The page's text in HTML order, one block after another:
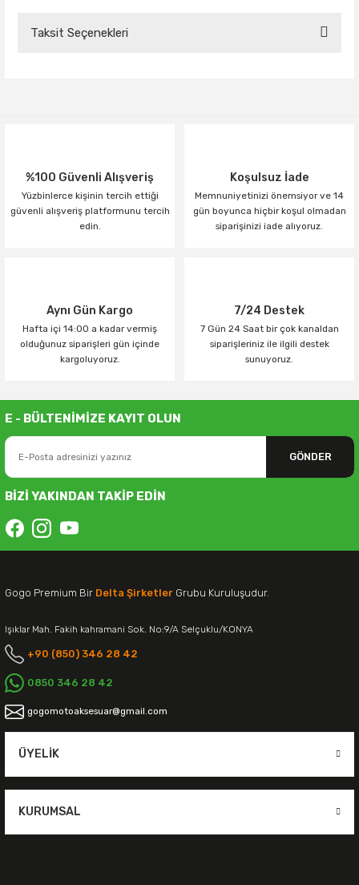
Taksit Seçenekleri
%100 Güvenli Alışveriş
Yüzbinlerce kişinin tercih ettiği
güvenli alışveriş platformunu tercih
edin.
Koşulsuz İade
Memnuniyetinizi önemsiyor ve 14
gün boyunca hiçbir koşul olmadan
siparişinizi iade alıyoruz.
Aynı Gün Kargo
Hafta içi 14:00 a kadar vermiş
olduğunuz siparişleri gün içinde
kargoluyoruz.
7/24 Destek
7 Gün 24 Saat bir çok kanaldan
siparişleriniz ile ilgili destek
sunuyoruz.
E - BÜLTENİMİZE KAYIT OLUN
GÖNDER
BİZİ YAKINDAN TAKİP EDİN
Gogo Premium Bir Delta Şirketler Grubu Kuruluşudur.
Işıklar Mah. Fakih kahramani Sok. No:9/A Selçuklu/KONYA
+90 (850) 346 28 42
0850 346 28 42
gogomotoaksesuar@gmail.com
ÜYELIK
KURUMSAL